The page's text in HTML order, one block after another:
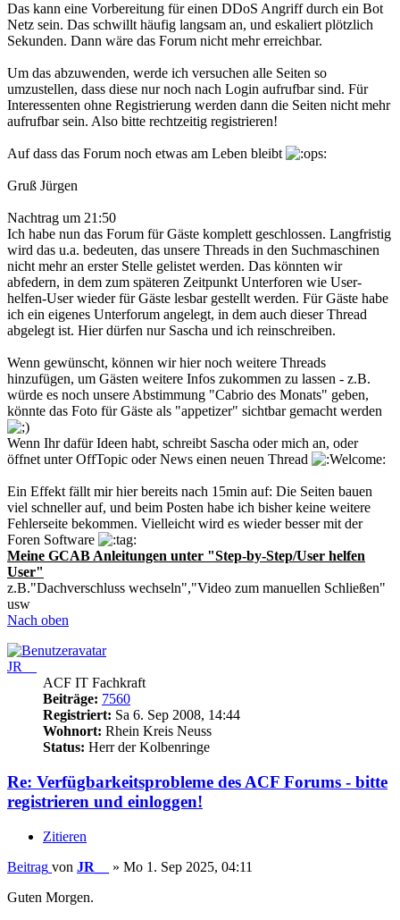
Das kann eine Vorbereitung für einen DDoS Angriff durch ein Bot
Netz sein. Das schwillt häufig langsam an, und eskaliert plötzlich
Sekunden. Dann wäre das Forum nicht mehr erreichbar.
Um das abzuwenden, werde ich versuchen alle Seiten so
umzustellen, dass diese nur noch nach Login aufrufbar sind. Für
Interessenten ohne Registrierung werden dann die Seiten nicht mehr
aufrufbar sein. Also bitte rechtzeitig registrieren!
Auf dass das Forum noch etwas am Leben bleibt
Gruß Jürgen
Nachtrag um 21:50
Ich habe nun das Forum für Gäste komplett geschlossen. Langfristig
wird das u.a. bedeuten, das unsere Threads in den Suchmaschinen
nicht mehr an erster Stelle gelistet werden. Das könnten wir
abfedern, in dem zum späteren Zeitpunkt Unterforen wie User-
helfen-User wieder für Gäste lesbar gestellt werden. Für Gäste habe
ich ein eigenes Unterforum angelegt, in dem auch dieser Thread
abgelegt ist. Hier dürfen nur Sascha und ich reinschreiben.
Wenn gewünscht, können wir hier noch weitere Threads
hinzufügen, um Gästen weitere Infos zukommen zu lassen - z.B.
würde es noch unsere Abstimmung "Cabrio des Monats" geben,
könnte das Foto für Gäste als "appetizer" sichtbar gemacht werden
Wenn Ihr dafür Ideen habt, schreibt Sascha oder mich an, oder
öffnet unter OffTopic oder News einen neuen Thread
Ein Effekt fällt mir hier bereits nach 15min auf: Die Seiten bauen
viel schneller auf, und beim Posten habe ich bisher keine weitere
Fehlerseite bekommen. Vielleicht wird es wieder besser mit der
Foren Software
Meine GCAB Anleitungen unter "Step-by-Step/User helfen
User"
z.B."Dachverschluss wechseln","Video zum manuellen Schließen"
usw
Nach oben
JR__
ACF IT Fachkraft
Beiträge: 7560
Registriert: Sa 6. Sep 2008, 14:44
Wohnort: Rhein Kreis Neuss
Status: Herr der Kolbenringe
Re: Verfügbarkeitsprobleme des ACF Forums - bitte
registrieren und einloggen!
Zitieren
Beitrag von JR__ » Mo 1. Sep 2025, 04:11
Guten Morgen.